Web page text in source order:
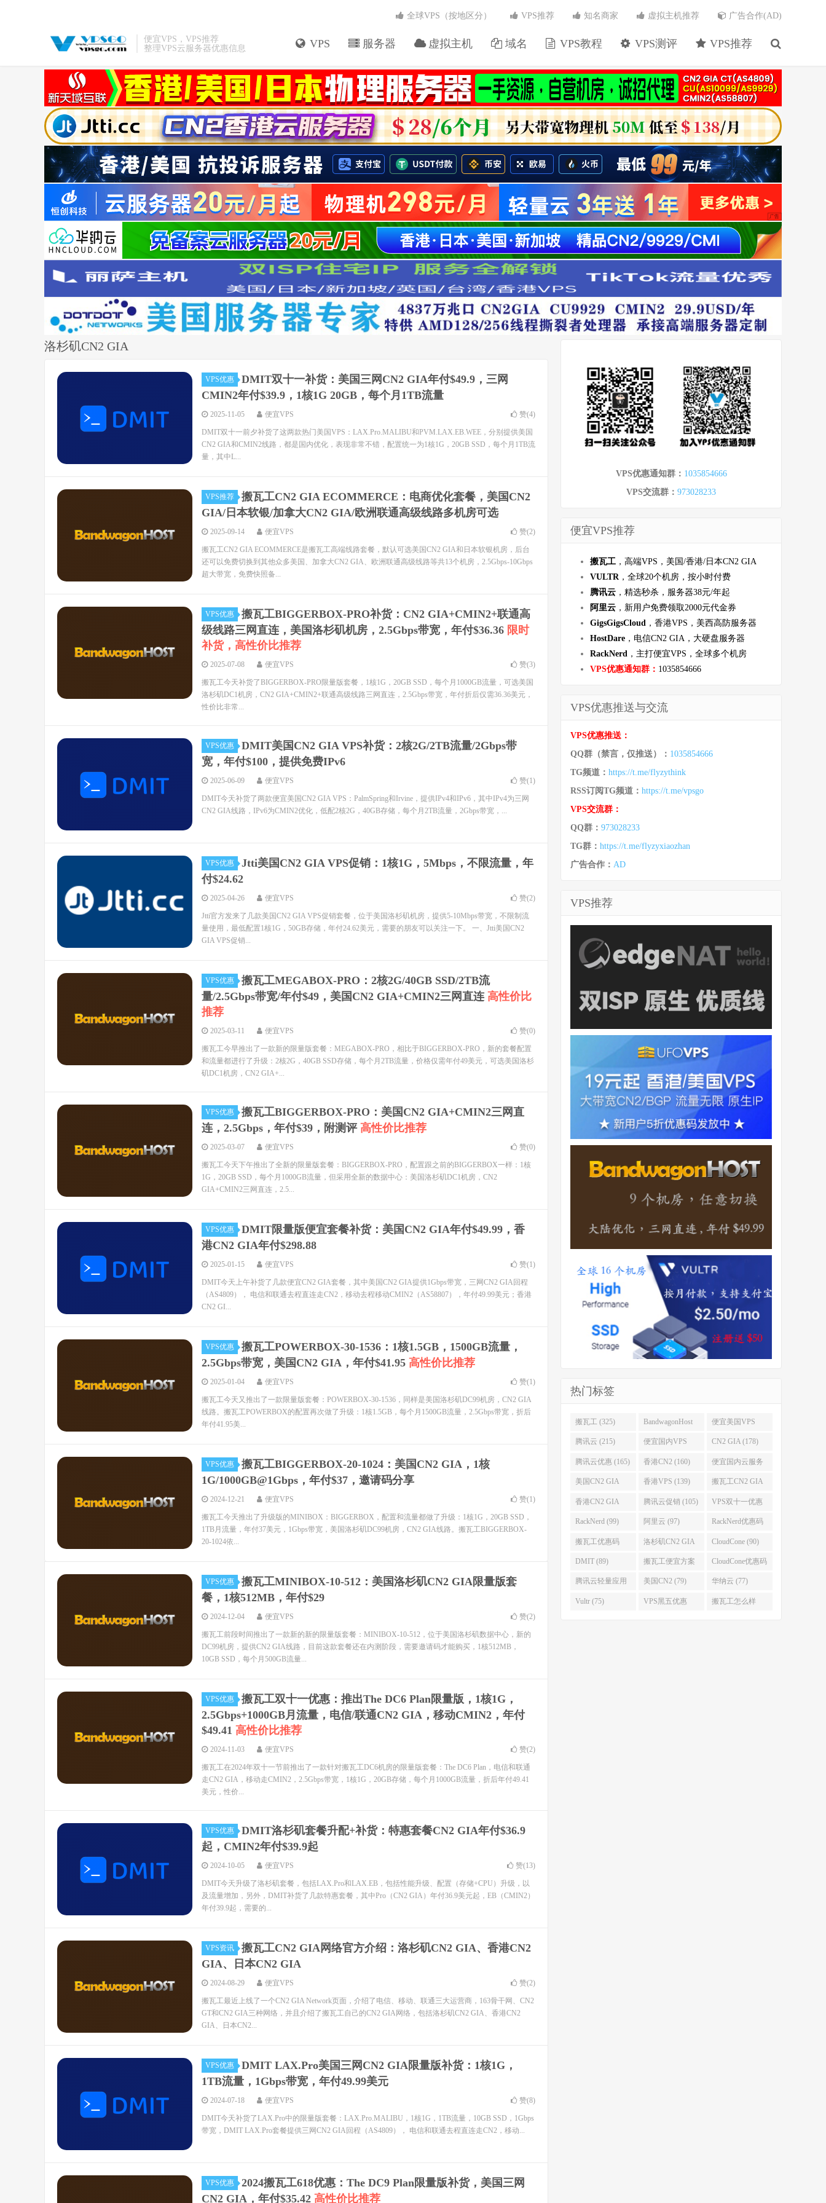
便宜VPS，VPS推荐
整理VPS云服务器优惠信息
VPS 服务器 虚拟主机 域名 VPS教程 VPS测评 VPS推荐
全球VPS（按地区分） VPS推荐 知名商家 虚拟主机推荐 广告合作(AD)
洛杉矶CN2 GIA
VPS优惠
DMIT双十一补货：美国三网CN2 GIA年付$49.9，三网
CMIN2年付$39.9，1核1G 20GB，每个月1TB流量
2025-11-05 便宜VPS 赞(4)
DMIT双十一前夕补货了这两款热门美国VPS：LAX.Pro.MALIBU和PVM.LAX.EB.WEE，分别提供美国
CN2 GIA和CMIN2线路，都是国内优化，表现非常不错，配置统一为1核1G，20GB SSD，每个月1TB流
量，其中L...
VPS推荐
搬瓦工CN2 GIA ECOMMERCE：电商优化套餐，美国CN2
GIA/日本软银/加拿大CN2 GIA/欧洲联通高级线路多机房可选
2025-09-14 便宜VPS 赞(2)
搬瓦工CN2 GIA ECOMMERCE是搬瓦工高端线路套餐，默认可选美国CN2 GIA和日本软银机房，后台
还可以免费切换到其他众多美国、加拿大CN2 GIA、欧洲联通高级线路等共13个机房，2.5Gbps-10Gbps
超大带宽，免费快照备...
VPS优惠
搬瓦工BIGGERBOX-PRO补货：CN2 GIA+CMIN2+联通高
级线路三网直连，美国洛杉矶机房，2.5Gbps带宽，年付$36.36 限时
补货，高性价比推荐
2025-07-08 便宜VPS 赞(3)
搬瓦工今天补货了BIGGERBOX-PRO限量版套餐，1核1G，20GB SSD，每个月1000GB流量，可选美国
洛杉矶DC1机房，CN2 GIA+CMIN2+联通高级线路三网直连，2.5Gbps带宽，年付折后仅需36.36美元，
性价比非常...
VPS优惠
DMIT美国CN2 GIA VPS补货：2核2G/2TB流量/2Gbps带
宽，年付$100，提供免费IPv6
2025-06-09 便宜VPS 赞(1)
DMIT今天补货了两款便宜美国CN2 GIA VPS：PalmSpring和Irvine，提供IPv4和IPv6，其中IPv4为三网
CN2 GIA线路，IPv6为CMIN2优化，低配2核2G，40GB存储，每个月2TB流量，2Gbps带宽，...
VPS优惠
Jtti美国CN2 GIA VPS促销：1核1G，5Mbps，不限流量，年
付$24.62
2025-04-26 便宜VPS 赞(2)
Jtti官方发来了几款美国CN2 GIA VPS促销套餐，位于美国洛杉矶机房，提供5-10Mbps带宽，不限制流
量使用，最低配置1核1G，50GB存储，年付24.62美元，需要的朋友可以关注一下。 一、Jtti美国CN2
GIA VPS促销...
VPS优惠
搬瓦工MEGABOX-PRO：2核2G/40GB SSD/2TB流
量/2.5Gbps带宽/年付$49，美国CN2 GIA+CMIN2三网直连 高性价比
推荐
2025-03-11 便宜VPS 赞(0)
搬瓦工今早推出了一款新的限量版套餐：MEGABOX-PRO，相比于BIGGERBOX-PRO，新的套餐配置
和流量都进行了升级：2核2G，40GB SSD存储，每个月2TB流量，价格仅需年付49美元，可选美国洛杉
矶DC1机房，CN2 GIA+...
VPS优惠
搬瓦工BIGGERBOX-PRO：美国CN2 GIA+CMIN2三网直
连，2.5Gbps，年付$39，附测评 高性价比推荐
2025-03-07 便宜VPS 赞(0)
搬瓦工今天下午推出了全新的限量版套餐：BIGGERBOX-PRO，配置跟之前的BIGGERBOX一样：1核
1G，20GB SSD，每个月1000GB流量，但采用全新的数据中心：美国洛杉矶DC1机房，CN2
GIA+CMIN2三网直连，2.5...
VPS优惠
DMIT限量版便宜套餐补货：美国CN2 GIA年付$49.99，香
港CN2 GIA年付$298.88
2025-01-15 便宜VPS 赞(1)
DMIT今天上午补货了几款便宜CN2 GIA套餐，其中美国CN2 GIA提供1Gbps带宽，三网CN2 GIA回程
（AS4809）， 电信和联通去程直连走CN2，移动去程移动CMIN2（AS58807），年付49.99美元；香港
CN2 GI...
VPS优惠
搬瓦工POWERBOX-30-1536：1核1.5GB，1500GB流量，
2.5Gbps带宽，美国CN2 GIA，年付$41.95 高性价比推荐
2025-01-04 便宜VPS 赞(1)
搬瓦工今天又推出了一款限量版套餐：POWERBOX-30-1536，同样是美国洛杉矶DC99机房，CN2 GIA
线路。搬瓦工POWERBOX的配置再次做了升级：1核1.5GB，每个月1500GB流量，2.5Gbps带宽，折后
年付41.95美...
VPS优惠
搬瓦工BIGGERBOX-20-1024：美国CN2 GIA，1核
1G/1000GB@1Gbps，年付$37，邀请码分享
2024-12-21 便宜VPS 赞(1)
搬瓦工今天推出了升级版的MINIBOX：BIGGERBOX，配置和流量都做了升级：1核1G，20GB SSD，
1TB月流量，年付37美元，1Gbps带宽，美国洛杉矶DC99机房，CN2 GIA线路。搬瓦工BIGGERBOX-
20-1024依...
VPS优惠
搬瓦工MINIBOX-10-512：美国洛杉矶CN2 GIA限量版套
餐，1核512MB，年付$29
2024-12-04 便宜VPS 赞(2)
搬瓦工前段时间推出了一款新的新的限量版套餐：MINIBOX-10-512，位于美国洛杉矶数据中心，新的
DC99机房，提供CN2 GIA线路，目前这款套餐还在内测阶段，需要邀请码才能购买，1核512MB，
10GB SSD，每个月500GB流量...
VPS优惠
搬瓦工双十一优惠：推出The DC6 Plan限量版，1核1G，
2.5Gbps+1000GB月流量，电信/联通CN2 GIA，移动CMIN2，年付
$49.41 高性价比推荐
2024-11-03 便宜VPS 赞(2)
搬瓦工在2024年双十一节前推出了一款针对搬瓦工DC6机房的限量版套餐：The DC6 Plan，电信和联通
走CN2 GIA，移动走CMIN2，2.5Gbps带宽，1核1G，20GB存储，每个月1000GB流量，折后年付49.41
美元，性价...
VPS优惠
DMIT洛杉矶套餐升配+补货：特惠套餐CN2 GIA年付$36.9
起，CMIN2年付$39.9起
2024-10-05 便宜VPS 赞(13)
DMIT今天升级了洛杉矶套餐，包括LAX.Pro和LAX.EB，包括性能升级、配置（存储+CPU）升级，以
及流量增加，另外，DMIT补货了几款特惠套餐，其中Pro（CN2 GIA）年付36.9美元起，EB（CMIN2）
年付39.9起，需要的...
VPS资讯
搬瓦工CN2 GIA网络官方介绍：洛杉矶CN2 GIA、香港CN2
GIA、日本CN2 GIA
2024-08-29 便宜VPS 赞(2)
搬瓦工最近上线了一个CN2 GIA Network页面，介绍了电信、移动、联通三大运营商，163骨干网、CN2
GT和CN2 GIA三种网络，并且介绍了搬瓦工自己的CN2 GIA网络，包括洛杉矶CN2 GIA、香港CN2
GIA、日本CN2...
VPS优惠
DMIT LAX.Pro美国三网CN2 GIA限量版补货：1核1G，
1TB流量，1Gbps带宽，年付49.99美元
2024-07-18 便宜VPS 赞(8)
DMIT今天补货了LAX.Pro中的限量版套餐：LAX.Pro.MALIBU，1核1G，1TB流量，10GB SSD，1Gbps
带宽，DMIT LAX.Pro套餐提供三网CN2 GIA回程（AS4809）， 电信和联通去程直连走CN2，移动...
VPS优惠
2024搬瓦工618优惠：The DC9 Plan限量版补货，美国三网
CN2 GIA，年付$35.42 高性价比推荐
VPS优惠通知群： 1035854666
VPS交流群： 973028233
便宜VPS推荐
搬瓦工 ，高端VPS，美国/香港/日本CN2 GIA
VULTR ，全球20个机房，按小时付费
腾讯云 ，精选秒杀，服务器38元/年起
阿里云 ，新用户免费领取2000元代金券
GigsGigsCloud ，香港VPS，美西高防服务器
HostDare ，电信CN2 GIA，大硬盘服务器
RackNerd ，主打便宜VPS，全球多个机房
VPS优惠通知群： 1035854666
VPS优惠推送与交流
VPS优惠推送：
QQ群（禁言，仅推送）： 1035854666
TG频道： https://t.me/flyzythink
RSS订阅TG频道： https://t.me/vpsgo
VPS交流群：
QQ群： 973028233
TG群： https://t.me/flyzyxiaozhan
广告合作： AD
VPS推荐
热门标签
搬瓦工 (325) BandwagonHost
(223)
便宜美国VPS
(222)
腾讯云 (215) 便宜国内VPS
(184)
CN2 GIA (178)
腾讯云优惠 (165) 香港CN2 (160) 便宜国内云服务
器 (152)
美国CN2 GIA
(141)
香港VPS (139) 搬瓦工CN2 GIA
(118)
香港CN2 GIA
(111)
腾讯云促销 (105) VPS双十一优惠
(102)
RackNerd (99) 阿里云 (97) RackNerd优惠码
(93)
搬瓦工优惠码
(92)
洛杉矶CN2 GIA
(92)
CloudCone (90)
DMIT (89) 搬瓦工便宜方案
(86)
CloudCone优惠码
(82)
腾讯云轻量应用
服务器 (82)
美国CN2 (79) 华纳云 (77)
Vultr (75) VPS黑五优惠 搬瓦工怎么样